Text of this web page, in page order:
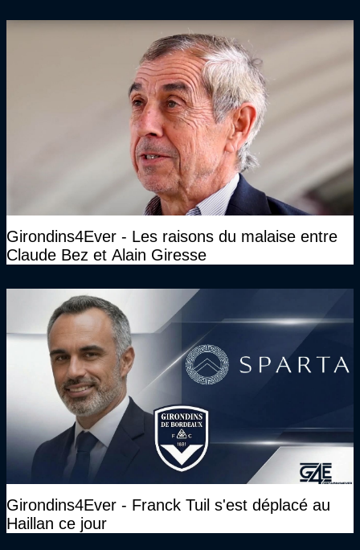
haut niveau"
Girondins4Ever - Les raisons du malaise entre
Claude Bez et Alain Giresse
Girondins4Ever - Franck Tuil s'est déplacé au
Haillan ce jour